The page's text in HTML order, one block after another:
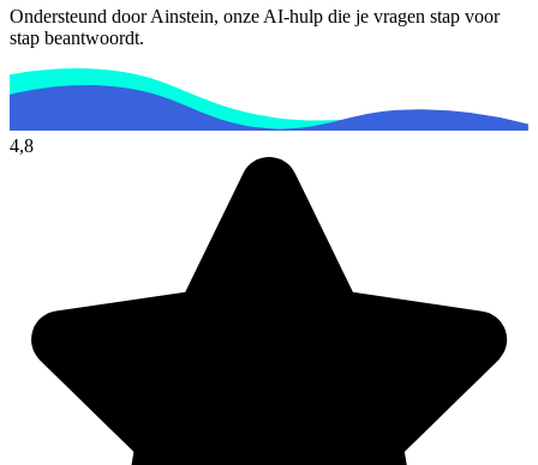
Ondersteund door Ainstein, onze AI-hulp die je vragen stap voor
stap beantwoordt.
4,8